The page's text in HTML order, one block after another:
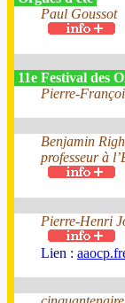
Paul Goussot
11e Festival des
Pierre-
Benjamin
professeur à
Pierre-Henri
Lien :